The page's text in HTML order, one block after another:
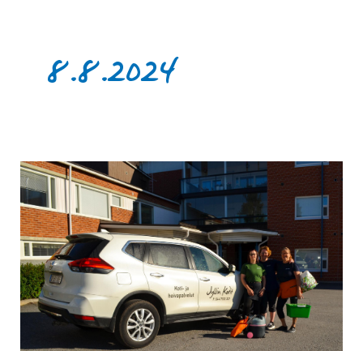
8.8.2024
Tarvitsetko
apua
kotona
siivoamisessa?
Jyllin
Kodin
kotisiivoustiimi
auttaa.